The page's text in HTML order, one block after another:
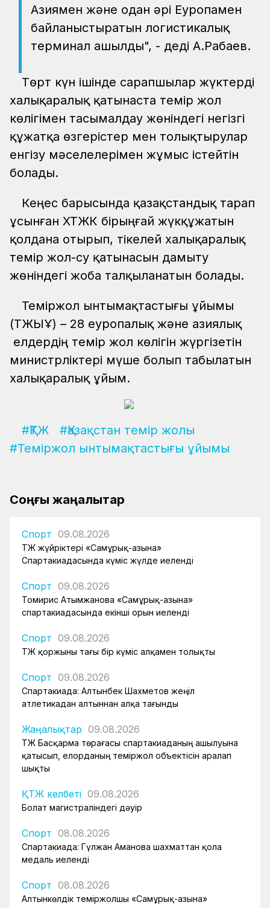
Азиямен және одан әрі Еуропамен
байланыстыратын логистикалық
терминал ашылды", - деді А.Рабаев.
Төрт күн ішінде сарапшылар жүктерді
халықаралық қатынаста темір жол
көлігімен тасымалдау жөніндегі негізгі
құжатқа өзгерістер мен толықтырулар
енгізу мәселелерімен жұмыс істейтін
болады.
Кеңес барысында қазақстандық тарап
ұсынған ХТЖҚК бірыңғай жүкқұжатын
қолдана отырып, тікелей халықаралық
темір жол-су қатынасын дамыту
жөніндегі жоба талқыланатын болады.
Теміржол ынтымақтастығы ұйымы
(ТЖЫҰ) – 28 еуропалық және азиялық
елдердің темір жол көлігін жүргізетін
министрліктері мүше болып табылатын
халықаралық ұйым.
#ҚТЖ
#Қазақстан темір жолы
#Теміржол ынтымақтастығы ұйымы
Соңғы жаңалықтар
Спорт 09.08.2026
ҚТЖ жүйріктері «Самұрық-Қазына»
Спартакиадасында күміс жүлде иеленді
Спорт 09.08.2026
Томирис Атымжанова «Самұрық-Қазына»
спартакиадасында екінші орын иеленді
Спорт 09.08.2026
ҚТЖ қоржыны тағы бір күміс алқамен толықты
Спорт 09.08.2026
Спартакиада: Алтынбек Шахметов жеңіл
атлетикадан алтыннан алқа тағынды
Жаңалықтар 09.08.2026
ҚТЖ Басқарма төрағасы спартакиаданың ашылуына
қатысып, елорданың теміржол объектісін аралап
шықты
ҚТЖ келбеті 09.08.2026
Болат магистраліндегі дәуір
Спорт 08.08.2026
Спартакиада: Гүлжан Аманова шахматтан қола
медаль иеленді
Спорт 08.08.2026
Алтынкөлдік теміржолшы «Самұрық-Қазына»